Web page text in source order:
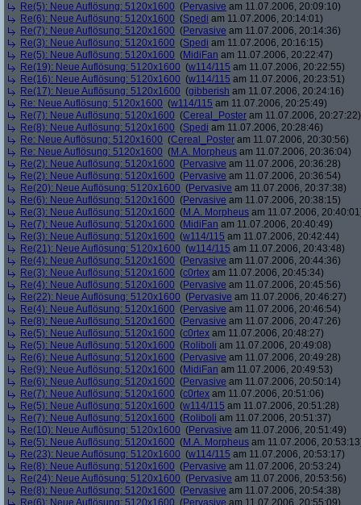
Re(5): Neue Auflösung: 5120x1600 (Pervasive am 11.07.2006, 20:09:10)
Re(6): Neue Auflösung: 5120x1600 (Spedi am 11.07.2006, 20:14:01)
Re(7): Neue Auflösung: 5120x1600 (Pervasive am 11.07.2006, 20:14:36)
Re(3): Neue Auflösung: 5120x1600 (Spedi am 11.07.2006, 20:16:15)
Re(5): Neue Auflösung: 5120x1600 (MidiFan am 11.07.2006, 20:22:47)
Re(19): Neue Auflösung: 5120x1600 (w114/115 am 11.07.2006, 20:22:55)
Re(16): Neue Auflösung: 5120x1600 (w114/115 am 11.07.2006, 20:23:51)
Re(17): Neue Auflösung: 5120x1600 (gibberish am 11.07.2006, 20:24:16)
Re: Neue Auflösung: 5120x1600 (w114/115 am 11.07.2006, 20:25:49)
Re(7): Neue Auflösung: 5120x1600 (Cereal_Poster am 11.07.2006, 20:27:22)
Re(8): Neue Auflösung: 5120x1600 (Spedi am 11.07.2006, 20:28:46)
Re: Neue Auflösung: 5120x1600 (Cereal_Poster am 11.07.2006, 20:30:56)
Re: Neue Auflösung: 5120x1600 (M.A. Morpheus am 11.07.2006, 20:36:04)
Re(2): Neue Auflösung: 5120x1600 (Pervasive am 11.07.2006, 20:36:28)
Re(2): Neue Auflösung: 5120x1600 (Pervasive am 11.07.2006, 20:36:54)
Re(20): Neue Auflösung: 5120x1600 (Pervasive am 11.07.2006, 20:37:38)
Re(6): Neue Auflösung: 5120x1600 (Pervasive am 11.07.2006, 20:38:15)
Re(3): Neue Auflösung: 5120x1600 (M.A. Morpheus am 11.07.2006,
Re(7): Neue Auflösung: 5120x1600 (MidiFan am 11.07.2006, 20:40:49)
Re(3): Neue Auflösung: 5120x1600 (w114/115 am 11.07.2006, 20:42:44)
Re(21): Neue Auflösung: 5120x1600 (w114/115 am 11.07.2006, 20:43:48)
Re(4): Neue Auflösung: 5120x1600 (Pervasive am 11.07.2006, 20:44:36)
Re(3): Neue Auflösung: 5120x1600 (c0rtex am 11.07.2006, 20:45:34)
Re(4): Neue Auflösung: 5120x1600 (Pervasive am 11.07.2006, 20:45:56)
Re(22): Neue Auflösung: 5120x1600 (Pervasive am 11.07.2006, 20:46:27)
Re(4): Neue Auflösung: 5120x1600 (Pervasive am 11.07.2006, 20:46:54)
Re(8): Neue Auflösung: 5120x1600 (Pervasive am 11.07.2006, 20:47:26)
Re(5): Neue Auflösung: 5120x1600 (c0rtex am 11.07.2006, 20:48:27)
Re(5): Neue Auflösung: 5120x1600 (Roliboli am 11.07.2006, 20:49:08)
Re(6): Neue Auflösung: 5120x1600 (Pervasive am 11.07.2006, 20:49:28)
Re(9): Neue Auflösung: 5120x1600 (MidiFan am 11.07.2006, 20:49:53)
Re(6): Neue Auflösung: 5120x1600 (Pervasive am 11.07.2006, 20:50:14)
Re(7): Neue Auflösung: 5120x1600 (c0rtex am 11.07.2006, 20:51:06)
Re(5): Neue Auflösung: 5120x1600 (w114/115 am 11.07.2006, 20:51:28)
Re(7): Neue Auflösung: 5120x1600 (Roliboli am 11.07.2006, 20:51:37)
Re(10): Neue Auflösung: 5120x1600 (Pervasive am 11.07.2006, 20:51:49)
Re(5): Neue Auflösung: 5120x1600 (M.A. Morpheus am 11.07.2006,
Re(23): Neue Auflösung: 5120x1600 (w114/115 am 11.07.2006, 20:53:17)
Re(8): Neue Auflösung: 5120x1600 (Pervasive am 11.07.2006, 20:53:24)
Re(24): Neue Auflösung: 5120x1600 (Pervasive am 11.07.2006, 20:53:56)
Re(8): Neue Auflösung: 5120x1600 (Pervasive am 11.07.2006, 20:54:38)
Re(6): Neue Auflösung: 5120x1600 (Pervasive am 11.07.2006, 20:55:09)